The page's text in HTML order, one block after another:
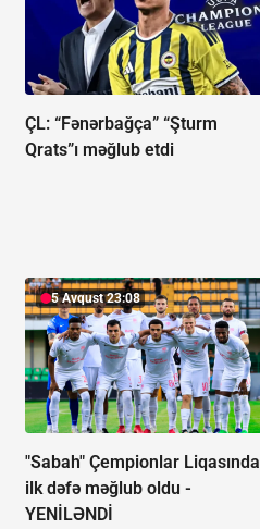
ÇL: “Fənərbağça” “Şturm
Qrats”ı məğlub etdi
5 Avqust 23:08
"Sabah" Çempionlar Liqasında
ilk dəfə məğlub oldu -
YENİLƏNDİ